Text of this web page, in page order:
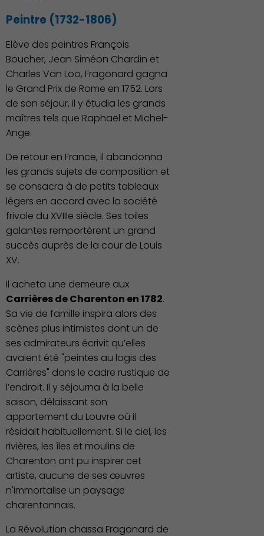
Publication des actes
Peintre (1732-1806)
Elève des peintres François
Boucher, Jean Siméon Chardin et
Charles Van Loo, Fragonard gagna
le Grand Prix de Rome en 1752. Lors
de son séjour, il y étudia les grands
maîtres tels que Raphaël et Michel-
Ange.
De retour en France, il abandonna
les grands sujets de composition et
se consacra à de petits tableaux
légers en accord avec la société
frivole du XVIIIe siècle. Ses toiles
galantes remportèrent un grand
succès auprès de la cour de Louis
XV.
Il acheta une demeure aux
Carrières de Charenton en 1782.
Sa vie de famille inspira alors des
scènes plus intimistes dont un de
ses admirateurs écrivit qu’elles
avaient été "peintes au logis des
Carrières" dans le cadre rustique de
l’endroit. Il y séjourna à la belle
saison, délaissant son
appartement du Louvre où il
résidait habituellement. Si le ciel, les
rivières, les îles et moulins de
Charenton ont pu inspirer cet
artiste, aucune de ses œuvres
n'immortalise un paysage
charentonnais.
La Révolution chassa Fragonard de